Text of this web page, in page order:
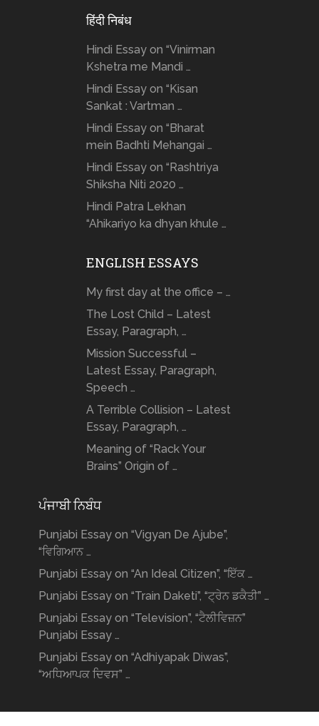
हिंदी निबंध
Hindi Essay on “Vinirman
Kshetra me Mandi …
Hindi Essay on “Kisan
Sankat : Vartman …
Hindi Essay on “Bharat
mein Badhti Mehangai …
Hindi Essay on “Rashtriya
Shiksha Niti 2020 …
Hindi Patra Lekhan
“Ahikariyo ka dhyan khule …
ENGLISH ESSAYS
My first day at the office – …
The Lost Child – Latest
Essay, Paragraph, …
Mission Successful –
Latest Essay, Paragraph,
Speech …
A Terrible Collision – Latest
Essay, Paragraph, …
Meaning of “Rack Your
Brains” Origin of …
ਪੰਜਾਬੀ ਨਿਬੰਧ
Punjabi Essay on “Vigyan De Ajube”,
“ਵਿਗਿਆਨ …
Punjabi Essay on “An Ideal Citizen”, “ਇੱਕ …
Punjabi Essay on “Train Daketi”, “ਟ੍ਰੇਨ ਡਕੈਤੀ” …
Punjabi Essay on “Television”, “ਟੈਲੀਵਿਜ਼ਨ”
Punjabi Essay …
Punjabi Essay on “Adhiyapak Diwas”,
“ਅਧਿਆਪਕ ਦਿਵਸ” …